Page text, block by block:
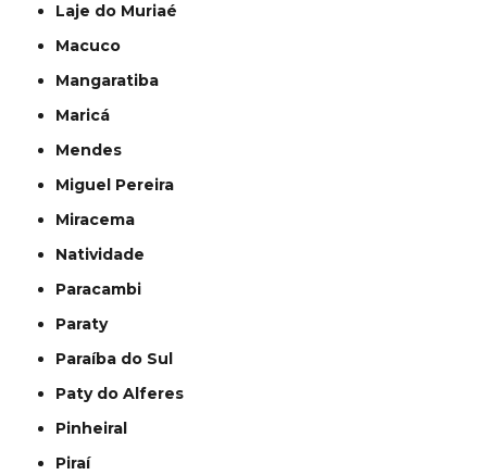
Laje do Muriaé
Macuco
Mangaratiba
Maricá
Mendes
Miguel Pereira
Miracema
Natividade
Paracambi
Paraty
Paraíba do Sul
Paty do Alferes
Pinheiral
Piraí